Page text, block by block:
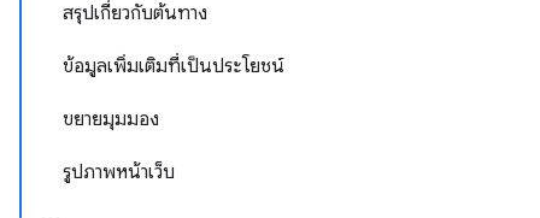
สรุปเกี่ยวกับต้นทาง
ข้อมูลเพิ่มเติมที่เป็นประโยชน์
ขยายมุมมอง
รูปภาพหน้าเว็บ